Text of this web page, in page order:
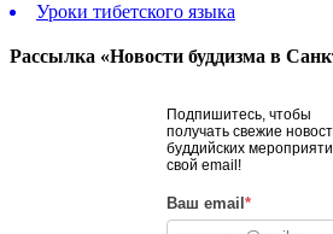
Уроки тибетского языка
Рассылка «Новости буддизма в
Подпишитесь, чтобы
получать свежие
буддийских
свой email!
Ваш email *